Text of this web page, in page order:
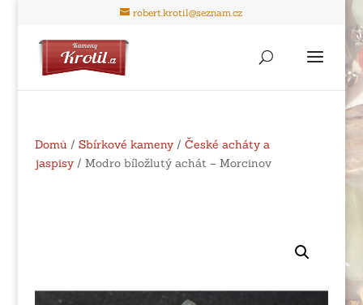
robert.krotil@seznam.cz
Domů / Sbírkové kameny/ České acháty a
jaspisy/ Modro bíložlutý achát – Morcinov